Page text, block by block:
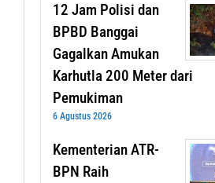
12 Jam Polisi dan
BPBD Banggai
Gagalkan Amukan
Karhutla 200 Meter dari
Pemukiman
6 Agustus 2026
Kementerian ATR-
BPN Raih